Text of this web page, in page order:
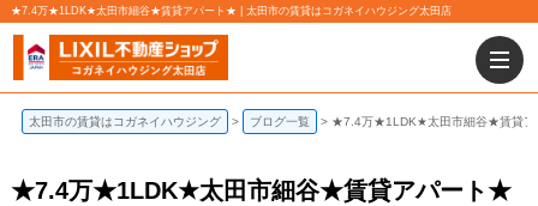
★7.4万★1LDK★太田市細谷★賃貸アパート★ | 太田市の賃貸はコガネイハウジング太田店
太田市の賃貸はコガネイハウジング ブログ一覧 ★7.4万★1LDK★太田市細谷★賃貸
★7.4万★1LDK★太田市細谷★賃貸アパート★